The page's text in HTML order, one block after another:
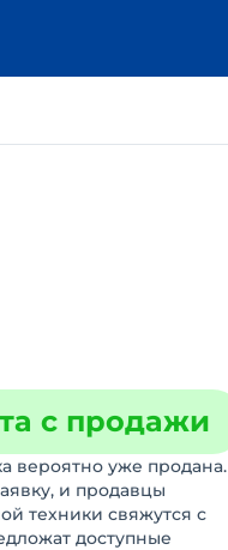
с продажи
вероятно уже продана.
и продавцы
техники свяжутся с
доступные